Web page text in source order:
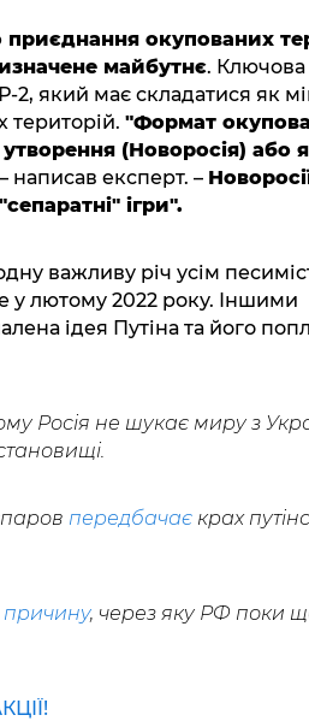
приєднання окупованих
майбутнє. Ключова
2, який має складатися як
територій. "Формат
(Новоросія) або
– написав експерт. –
ігри".
важливу річ усім
лютому 2022 року. Іншими
ідея Путіна та його
Росія не шукає миру з
передбачаєкрах
, через яку РФ поки